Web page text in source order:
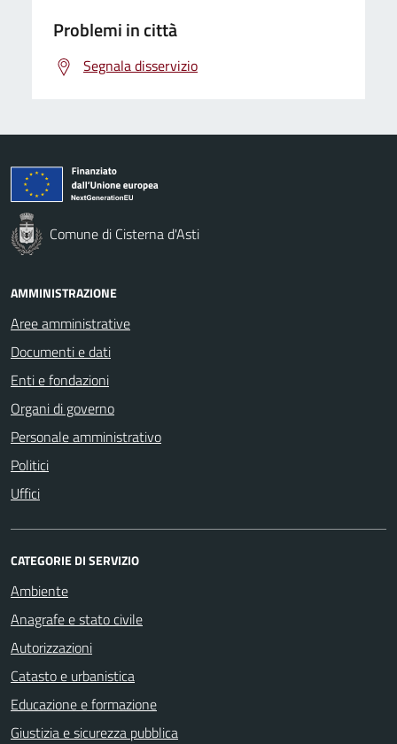
Problemi in città
Segnala disservizio
Comune di Cisterna d'Asti
AMMINISTRAZIONE
Aree amministrative
Documenti e dati
Enti e fondazioni
Organi di governo
Personale amministrativo
Politici
Uffici
CATEGORIE DI SERVIZIO
Ambiente
Anagrafe e stato civile
Autorizzazioni
Catasto e urbanistica
Educazione e formazione
Giustizia e sicurezza pubblica